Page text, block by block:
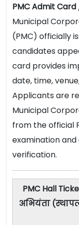
PMC Admit
Municipal
(PMC) officially
candidates
card provides
date, time,
Applicants are
Municipal
from the official
examination
verification.
PMC Hall
अभियंता